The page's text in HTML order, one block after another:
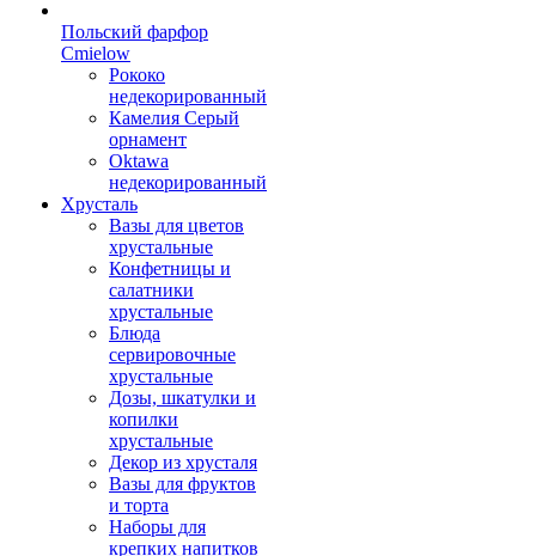
Польский фарфор
Сmielow
Рококо
недекорированный
Камелия Серый
орнамент
Oktawa
недекорированный
Хрусталь
Вазы для цветов
хрустальные
Конфетницы и
салатники
хрустальные
Блюда
сервировочные
хрустальные
Дозы, шкатулки и
копилки
хрустальные
Декор из хрусталя
Вазы для фруктов
и торта
Наборы для
крепких напитков